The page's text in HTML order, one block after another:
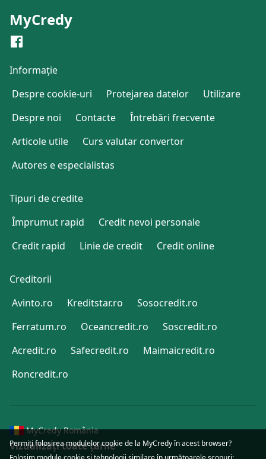
MyCredy
Informație
Despre cookie-uri
Protejarea datelor
Utilizare
Despre noi
Contacte
Întrebări frecvente
Articole utile
Curs valutar convertor
Autores e especialistas
Tipuri de credite
Împrumut rapid
Credit nevoi personale
Credit rapid
Linie de credit Credit online
Creditorii
Avinto.ro
Kreditstar.ro
Sosocredit.ro
Ferratum.ro
Oceancredit.ro
Soscredit.ro
Acredit.ro
Safecredit.ro
Maimaicredit.ro
Roncredit.ro
MyCredy România
Vizualizați toate țările
Permiţi folosirea modulelor cookie de la MyCredy în acest browser?